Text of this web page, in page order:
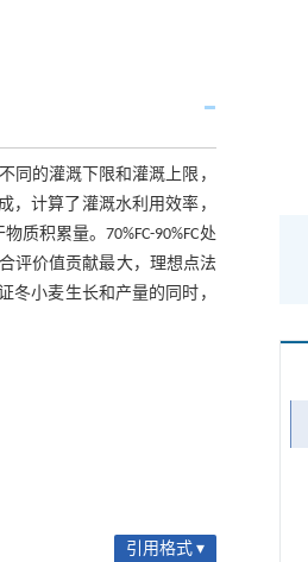
同的灌溉下限和灌溉上限，
成，计算了灌溉水利用效率，
质积累量。70%FC-90%FC处
评价值贡献最大，理想点法
冬小麦生长和产量的同时，
引用格式 ▾